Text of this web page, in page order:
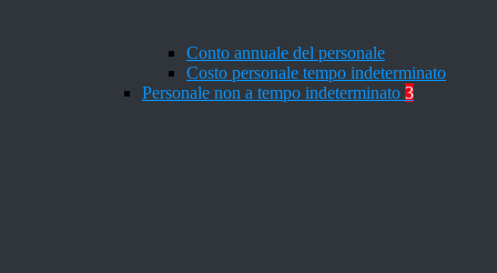
Conto annuale del personale
Costo personale tempo indeterminato
Personale non a tempo indeterminato 3